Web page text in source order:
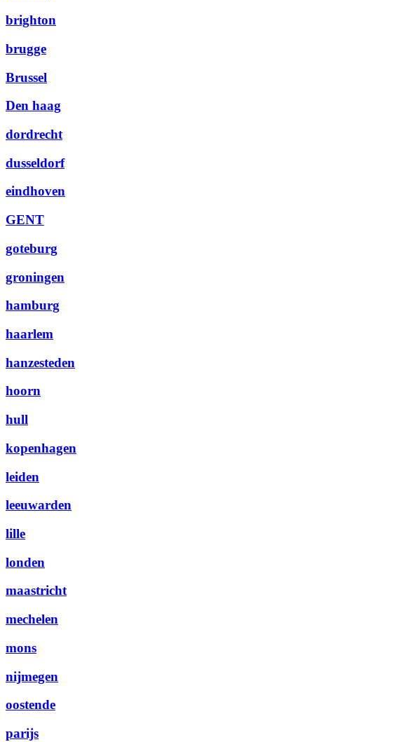
brighton
brugge
Brussel
Den haag
dordrecht
dusseldorf
eindhoven
GENT
goteburg
groningen
hamburg
haarlem
hanzesteden
hoorn
hull
kopenhagen
leiden
leeuwarden
lille
londen
maastricht
mechelen
mons
nijmegen
oostende
parijs